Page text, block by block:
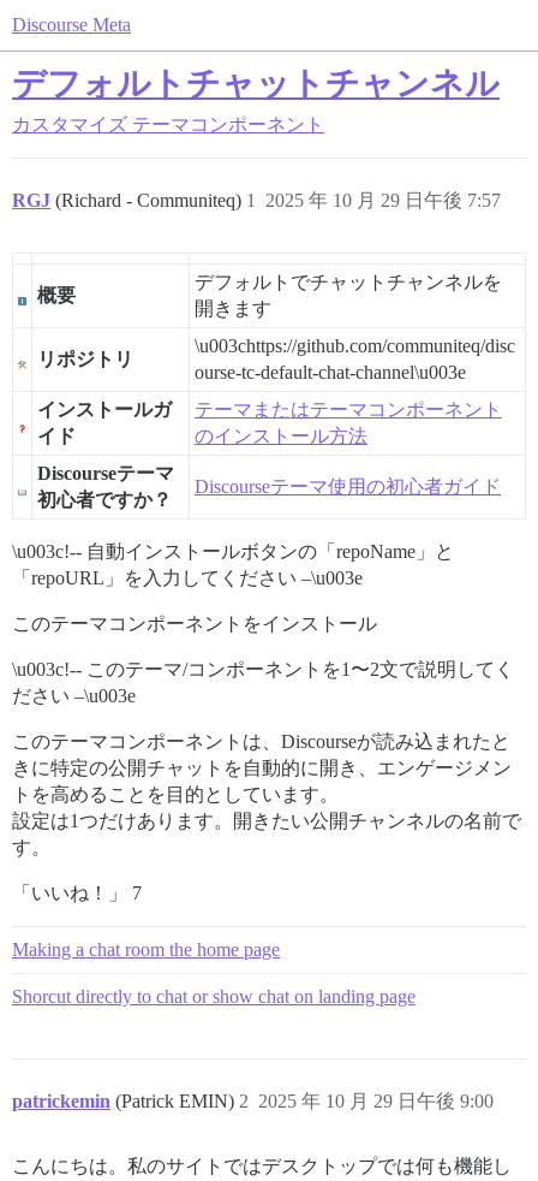
Discourse Meta
デフォルトチャットチャンネル
カスタマイズ テーマコンポーネント
RGJ (Richard - Communiteq) 2025 年 10 月 29 日午後 7:57
1
概要
デフォルトでチャットチャンネルを
開きます
リポジトリ
\u003chttps://github.com/communiteq/disc
ourse-tc-default-chat-channel\u003e
インストールガ
イド
テーマまたはテーマコンポーネント
のインストール方法
Discourseテーマ
初心者ですか？
Discourseテーマ使用の初心者ガイド
\u003c!-- 自動インストールボタンの「repoName」と
「repoURL」を入力してください –\u003e
このテーマコンポーネントをインストール
\u003c!-- このテーマ/コンポーネントを1〜2文で説明してく
ださい –\u003e
このテーマコンポーネントは、Discourseが読み込まれたと
きに特定の公開チャットを自動的に開き、エンゲージメン
トを高めることを目的としています。
設定は1つだけあります。開きたい公開チャンネルの名前で
す。
「いいね！」 7
Making a chat room the home page
Shorcut directly to chat or show chat on landing page
patrickemin (Patrick EMIN) 2025 年 10 月 29 日午後 9:00
2
こんにちは。私のサイトではデスクトップでは何も機能し